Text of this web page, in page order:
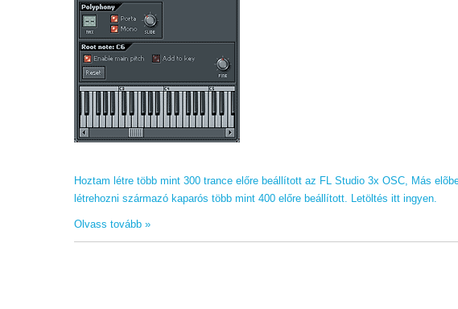
Hoztam létre több mint 300 trance előre beállított az FL Studio 3x OSC, Más
létrehozni származó kaparós több mint 400 előre beállított. Letöltés itt ingyen.
Olvass tovább »